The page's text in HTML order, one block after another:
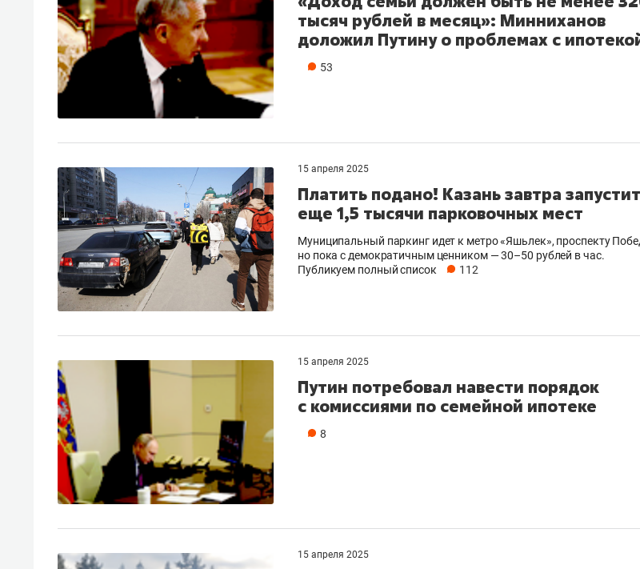
тысяч рублей в месяц»: Минниханов
доложил Путину о проблемах с
53
15 апреля 2025
Платить подано! Казань завтра запустит
еще 1,5 тысячи парковочных мест
Муниципальный паркинг идет к метро «Яшьлек», проспекту
но пока с демократичным ценником — 30–50 рублей в час.
Публикуем полный список
112
15 апреля 2025
Путин потребовал навести порядок
с комиссиями по семейной ипотеке
8
15 апреля 2025